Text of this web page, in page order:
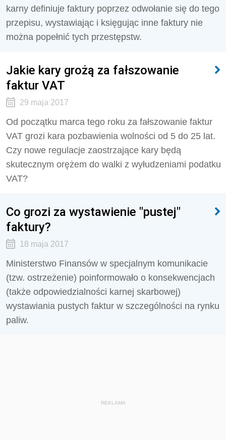
karny definiuje faktury poprzez odwołanie się do tego
przepisu, wystawiając i księgując inne faktury nie
można popełnić tych przestępstw.
Jakie kary grożą za fałszowanie
faktur VAT
29 maja 2017
Od początku marca tego roku za fałszowanie faktur
VAT grozi kara pozbawienia wolności od 5 do 25 lat.
Czy nowe regulacje zaostrzające kary będą
skutecznym orężem do walki z wyłudzeniami podatku
VAT?
Co grozi za wystawienie "pustej"
faktury?
18 maja 2017
Ministerstwo Finansów w specjalnym komunikacie
(tzw. ostrzeżenie) poinformowało o konsekwencjach
(także odpowiedzialności karnej skarbowej)
wystawiania pustych faktur w szczególności na rynku
paliw.
REKLAMA